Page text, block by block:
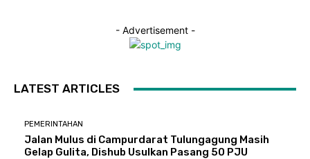
- Advertisement -
LATEST ARTICLES
PEMERINTAHAN
Jalan Mulus di Campurdarat Tulungagung Masih
Gelap Gulita, Dishub Usulkan Pasang 50 PJU